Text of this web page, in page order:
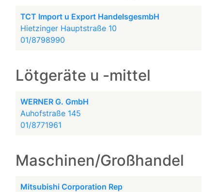
TCT Import u Export HandelsgesmbH
Hietzinger Hauptstraße 10
01/8798990
Lötgeräte u -mittel
WERNER G. GmbH
Auhofstraße 145
01/8771961
Maschinen/Großhandel
Mitsubishi Corporation Rep